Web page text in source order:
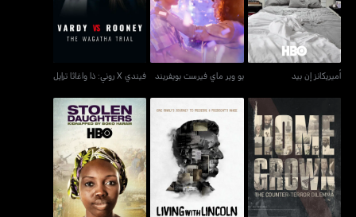
أميريكانز إن بيد يو وير ماي فيرست بويفريند فيندي X روني: ذا واغاثا ترايل
هومغرون: ذا كاونتر-تيرور
ديلما
ليفنغ ويذ لنكلن
ستولين دوترز: كيدنابد باي
بوكو حرام